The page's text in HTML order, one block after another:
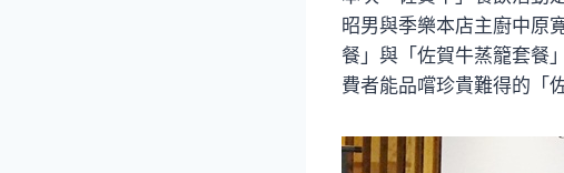
昭男與季樂本店主廚中原
餐」與「佐賀牛蒸籠套餐
費者能品嚐珍貴難得的「